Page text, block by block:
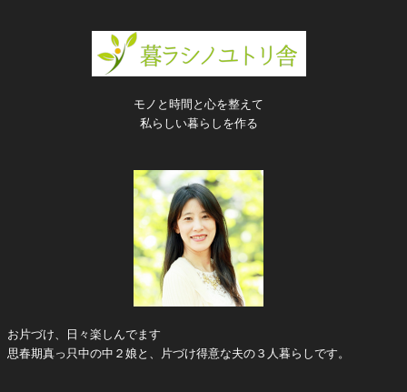
モノと時間と心を整えて
私らしい暮らしを作る
お片づけ、日々楽しんでます
思春期真っ只中の中２娘と、片づけ得意な夫の３人暮らしです。